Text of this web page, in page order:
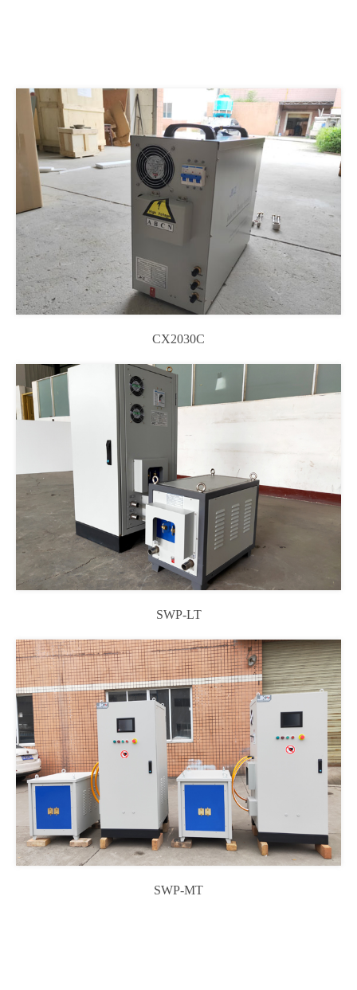
CX2030C
SWP-LT
SWP-MT